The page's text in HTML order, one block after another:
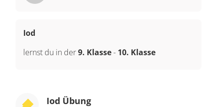
Iod
lernst du in der9. Klasse- 10. Klasse
Iod Übung